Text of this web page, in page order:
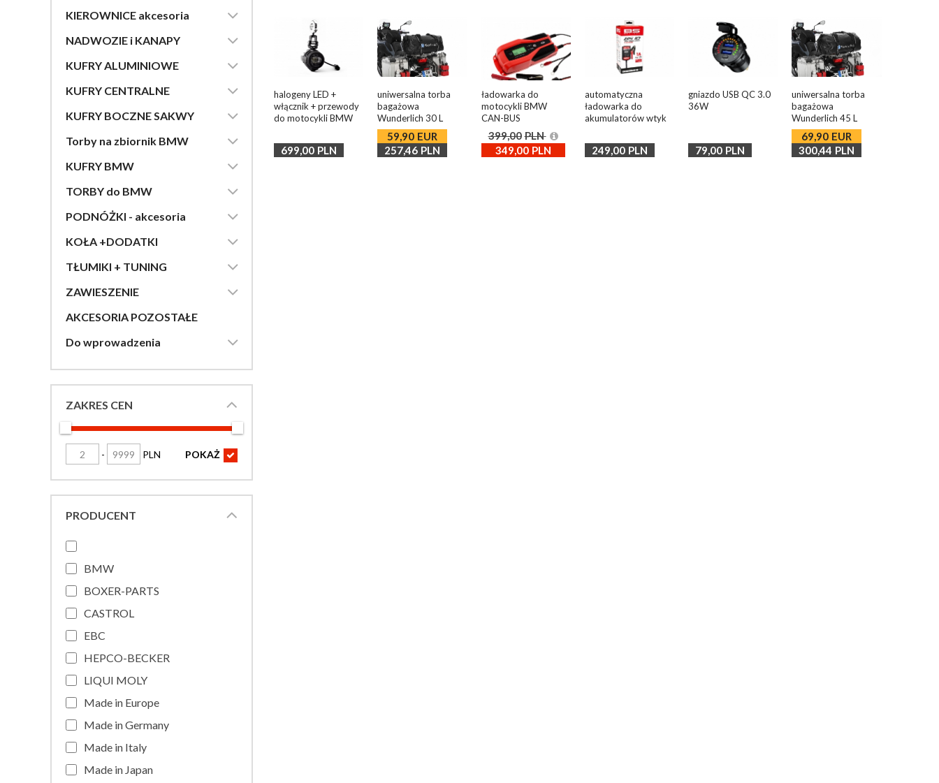

KIEROWNICE akcesoria

NADWOZIE i KANAPY

KUFRY ALUMINIOWE

KUFRY CENTRALNE

KUFRY BOCZNE SAKWY

Torby na zbiornik BMW

KUFRY BMW

TORBY do BMW

PODNÓŻKI - akcesoria

KOŁA +DODATKI

TŁUMIKI + TUNING

ZAWIESZENIE
AKCESORIA POZOSTAŁE

Do wprowadzenia
ZAKRES CEN
- PLN POKAŻ 
PRODUCENT
BMW
BOXER-PARTS
CASTROL
EBC
HEPCO-BECKER
LIQUI MOLY
Made in Europe
Made in Germany
Made in Italy
Made in Japan
halogeny LED +
włącznik + przewody
do motocykli BMW
699,00 PLN
uniwersalna torba
bagażowa
Wunderlich 30 L
59,90 EUR
257,46 PLN
ładowarka do
motocykli BMW
CAN-BUS
399,00 PLN
349,00 PLN
automatyczna
ładowarka do
akumulatorów wtyk
249,00 PLN
gniazdo USB QC 3.0
36W
79,00 PLN
uniwersalna torba
bagażowa
Wunderlich 45 L
69,90 EUR
300,44 PLN